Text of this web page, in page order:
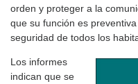
orden y proteger a la
que su función es
seguridad de todos los
Los informes
indican que se